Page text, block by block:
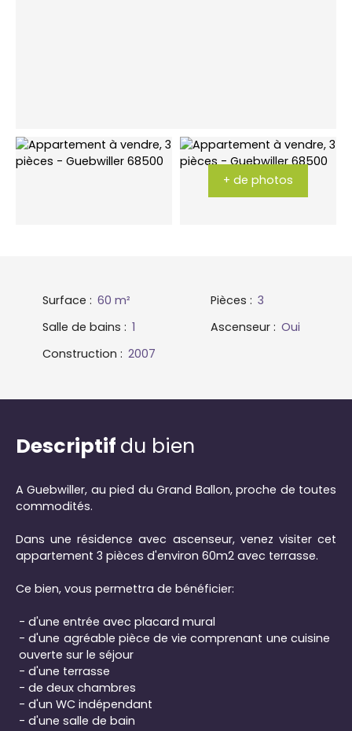
+ de photos
Surface : 60 m² Pièces : 3
Salle de bains : 1 Ascenseur : Oui
Construction : 2007
Descriptif du bien
A Guebwiller, au pied du Grand Ballon, proche de toutes
commodités.
Dans une résidence avec ascenseur, venez visiter cet
appartement 3 pièces d'environ 60m2 avec terrasse.
Ce bien, vous permettra de bénéficier:
- d'une entrée avec placard mural
- d'une agréable pièce de vie comprenant une cuisine
ouverte sur le séjour
- d'une terrasse
- de deux chambres
- d'un WC indépendant
- d'une salle de bain